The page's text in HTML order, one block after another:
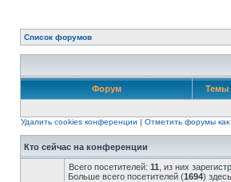
Список форумов
Форум Темы
Удалить cookies конференции | Отметить форумы как
Кто сейчас на конференции
Всего посетителей: 11 , из них
Больше всего посетителей (1694)